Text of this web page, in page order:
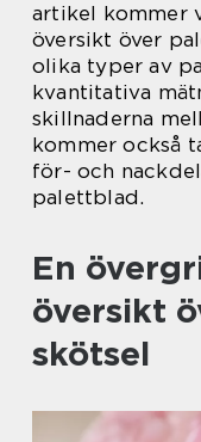
artikel kommer
översikt över
olika typer av
kvantitativa
skillnaderna
kommer också
för- och
palettblad.
En
översikt
skötsel